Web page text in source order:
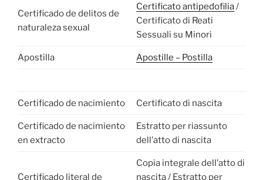
Certificado de delitos de
naturaleza sexual
Certificato antipedofilia/
Certificato di Reati
Sessuali su Minori
Apostilla Apostille – Postilla
Certificado de nacimiento Certificato di nascita
Certificado de nacimiento
en extracto
Estratto per riassunto
dell’atto di nascita
Certificado literal de
Copia integrale dell’atto di
nascita / Estratto per